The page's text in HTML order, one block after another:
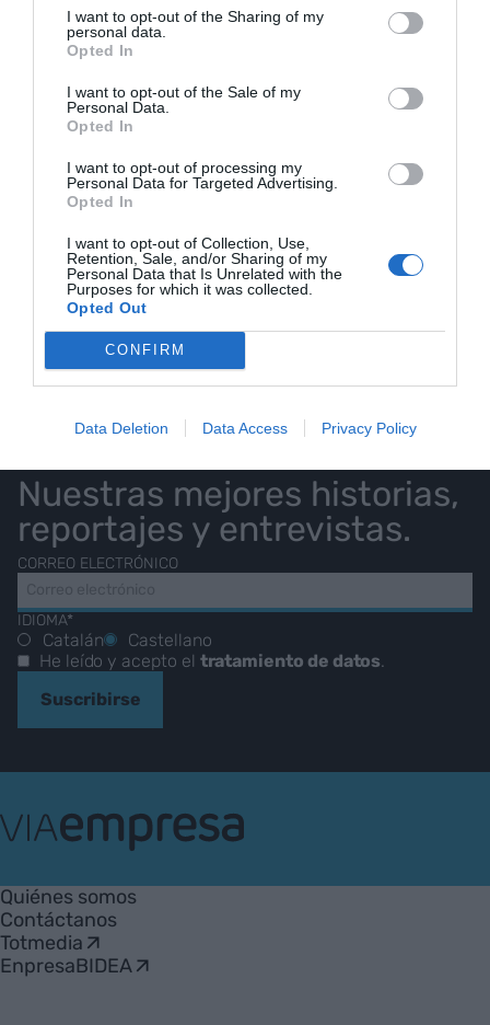
I want to opt-out of the Sharing of my
personal data.
Opted In
I want to opt-out of the Sale of my
Personal Data.
Opted In
I want to opt-out of processing my
Personal Data for Targeted Advertising.
Opted In
I want to opt-out of Collection, Use,
Retention, Sale, and/or Sharing of my
Personal Data that Is Unrelated with the
Purposes for which it was collected.
Opted Out
CONFIRM
Data Deletion Data Access Privacy Policy
LOS MÁS LEÍDOS
HOY DESTACAMOS
NUESTRO BOLETÍN
Nuestras mejores historias,
reportajes y entrevistas.
CORREO ELECTRÓNICO
IDIOMA*
Catalán
Castellano
He leído y acepto el tratamiento de datos.
Suscribirse
Empresa
Quiénes somos
Contáctanos
Totmedia
EnpresaBIDEA